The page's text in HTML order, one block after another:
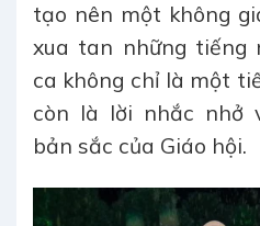
tạo nên một không
xua tan những tiếng
ca không chỉ là một
còn là lời nhắc nhở
bản sắc của Giáo hội.